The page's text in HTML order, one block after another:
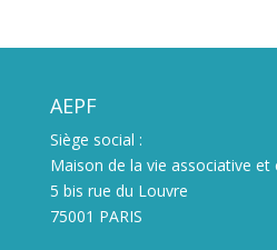
AEPF
Siège social :
Maison de la vie associative et
5 bis rue du Louvre
75001 PARIS